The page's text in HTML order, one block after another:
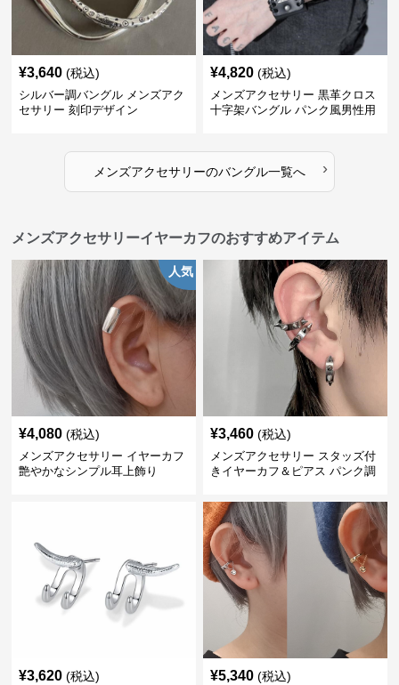
¥3,640 (税込)
シルバー調バングル メンズアク
セサリー 刻印デザイン
¥4,820 (税込)
メンズアクセサリー 黒革クロス
十字架バングル パンク風男性用
メンズアクセサリーのバングル一覧へ ›
メンズアクセサリーイヤーカフのおすすめアイテム
人気
¥4,080 (税込)
メンズアクセサリー イヤーカフ
艶やかなシンプル耳上飾り
¥3,460 (税込)
メンズアクセサリー スタッズ付
きイヤーカフ＆ピアス パンク調
¥3,620 (税込) ¥5,340 (税込)